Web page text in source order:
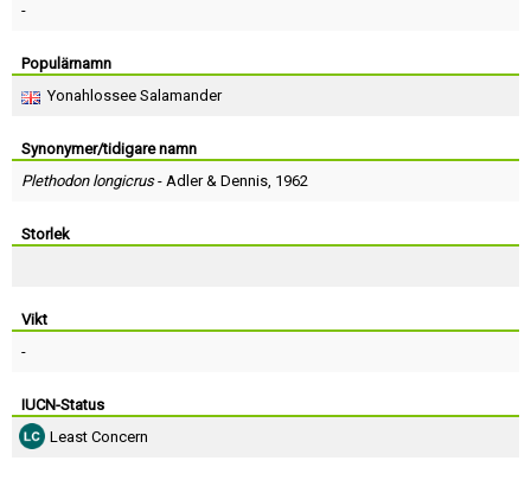
-
Populärnamn
Yonahlossee Salamander
Synonymer/tidigare namn
Plethodon longicrus- Adler& Dennis, 1962
Storlek
Vikt
-
IUCN-Status
Least Concern